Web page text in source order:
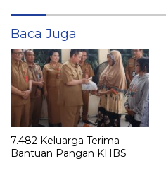
Baca Juga
7.482 Keluarga Terima
Bantuan Pangan KHBS